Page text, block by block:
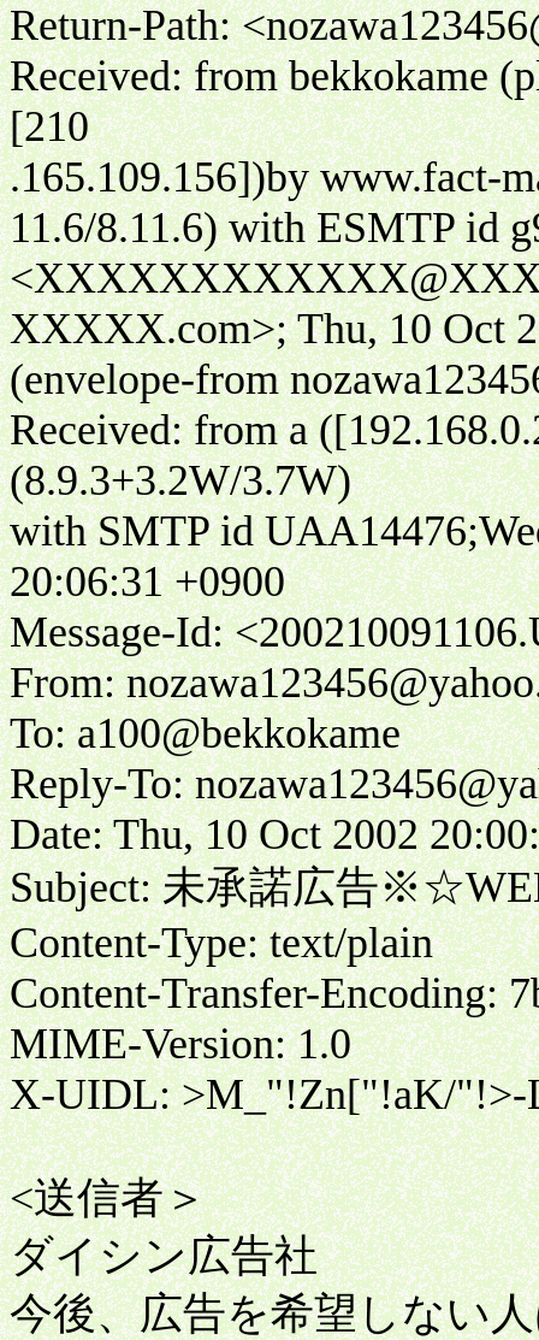
Return-Path:
Received: from bekkokame
[210
.165.109.156])by www.fact-
11.6/8.11.6) with ESMTP id
XXXXX.com>; Thu, 10 Oct
(envelope-from
Received: from a
(8.9.3+3.2W/3.7W)
with SMTP id
20:06:31 +0900
Message-Id:
From:
To: a100@bekkokame
Reply-To:
Date: Thu, 10 Oct 2002
Subject: 未承諾広告
Content-Type: text/plain
Content-Transfer-Encoding:
MIME-Version: 1.0
X-UIDL: >M_"!Zn["!aK/
<送信者＞
ダイシン広告社
今後、広告を希望しない